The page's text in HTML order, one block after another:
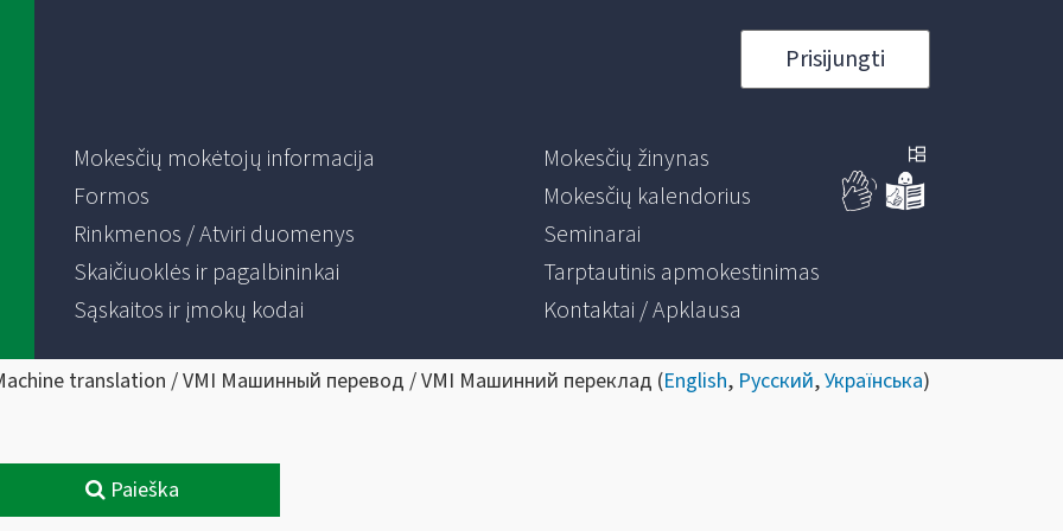
Prisijungti
Mokesčių mokėtojų informacija
Formos
Rinkmenos / Atviri duomenys
Skaičiuoklės ir pagalbininkai
Sąskaitos ir įmokų kodai
Mokesčių žinynas
Mokesčių kalendorius
Seminarai
Tarptautinis apmokestinimas
Kontaktai / Apklausa
translation / VMI Машинный перевод / VMI Машинний переклад (English, Русский,Українська)
Paieška